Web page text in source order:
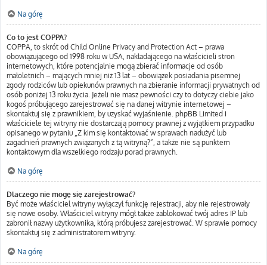
Na górę
Co to jest COPPA?
COPPA, to skrót od Child Online Privacy and Protection Act – prawa
obowiązującego od 1998 roku w USA, nakładającego na właścicieli stron
internetowych, które potencjalnie mogą zbierać informacje od osób
małoletnich – mających mniej niż 13 lat – obowiązek posiadania pisemnej
zgody rodziców lub opiekunów prawnych na zbieranie informacji prywatnych od
osób poniżej 13 roku życia. Jeżeli nie masz pewności czy to dotyczy ciebie jako
kogoś próbującego zarejestrować się na danej witrynie internetowej –
skontaktuj się z prawnikiem, by uzyskać wyjaśnienie. phpBB Limited i
właściciele tej witryny nie dostarczają pomocy prawnej z wyjątkiem przypadku
opisanego w pytaniu „Z kim się kontaktować w sprawach nadużyć lub
zagadnień prawnych związanych z tą witryną?”, a także nie są punktem
kontaktowym dla wszelkiego rodzaju porad prawnych.
Na górę
Dlaczego nie mogę się zarejestrować?
Być może właściciel witryny wyłączył funkcję rejestracji, aby nie rejestrowały
się nowe osoby. Właściciel witryny mógł także zablokować twój adres IP lub
zabronił nazwy użytkownika, którą próbujesz zarejestrować. W sprawie pomocy
skontaktuj się z administratorem witryny.
Na górę